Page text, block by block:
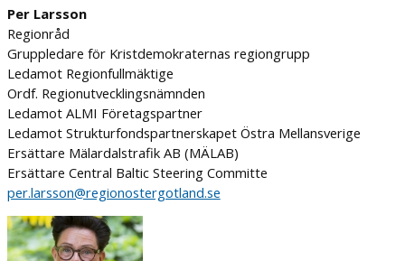
Per Larsson
Regionråd
Gruppledare för Kristdemokraternas regiongrupp
Ledamot Regionfullmäktige
Ordf. Regionutvecklingsnämnden
Ledamot ALMI Företagspartner
Ledamot Strukturfondspartnerskapet Östra Mellansverige
Ersättare Mälardalstrafik AB (MÄLAB)
Ersättare Central Baltic Steering Committe
per.larsson@regionostergotland.se